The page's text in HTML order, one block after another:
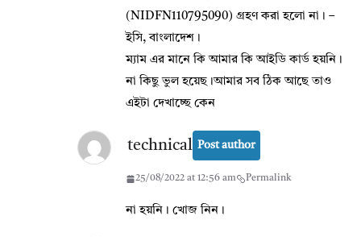
(NIDFN110795090) গ্রহণ করা হলো না। –
ইসি, বাংলাদেশ।
ম্যাম এর মানে কি আমার কি আইডি কার্ড হয়নি।
না কিছু ভুল হয়েছ।আমার সব ঠিক আছে তাও
এইটা দেখাচ্ছে কেন
technical Post author
25/08/2022 at 12:56 am Permalink
না হয়নি। খোজ নিন।